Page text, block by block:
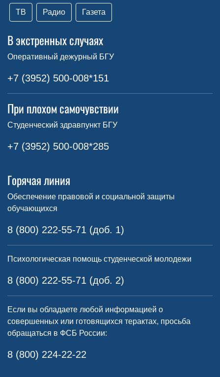
ТВ Радио Газета
В экстренных случаях
Оперативный дежурный БГУ
+7 (3952) 500-008*151
При плохом самочувствии
Студенческий здравпункт БГУ
+7 (3952) 500-008*285
Горячая линия
Обеспечение правовой и социальной защиты
обучающихся
8 (800) 222-55-71 (доб. 1)
Психологическая помощь студенческой молодежи
8 (800) 222-55-71 (доб. 2)
Если вы обладаете любой информацией о
совершенных или готовящихся терактах, просьба
обращаться в ФСБ России:
8 (800) 224-22-22